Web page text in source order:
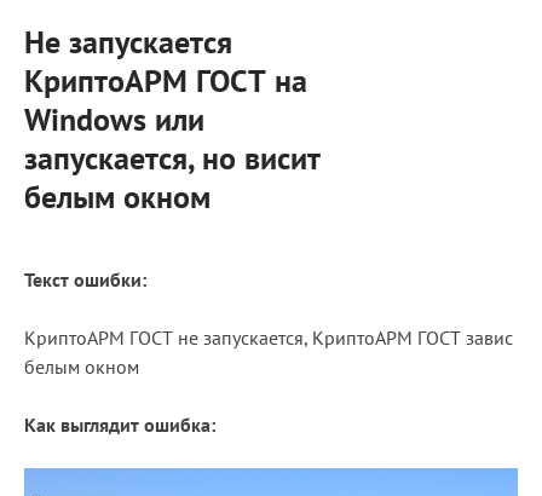
КриптоАРМ Документы
Документация
Полная версия сайта
Не запускается
КриптоАРМ ГОСТ на
Windows или
запускается, но висит
белым окном
Текст ошибки:
КриптоАРМ ГОСТ не запускается, КриптоАРМ ГОСТ завис
белым окном
Как выглядит ошибка: